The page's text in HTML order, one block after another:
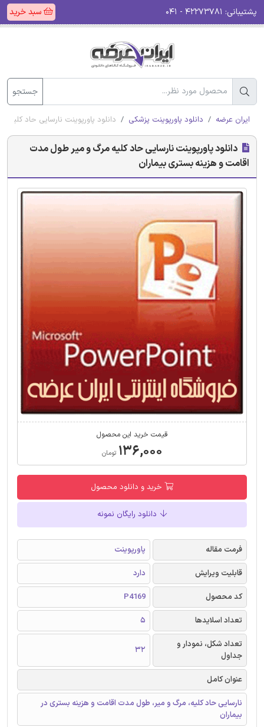
پشتیبانی: سبد خرید
جستجو
ایران عرضه دانلود پاورپوینت پزشکی دانلود پاورپوینت نارسایی حاد
دانلود پاورپوینت نارسایی حاد کلیه مرگ و میر طول مدت
اقامت و هزینه بستری بیماران
قیمت خرید این محصول
۱۳۶,۰۰۰ تومان
خرید و دانلود محصول
دانلود رایگان نمونه
فرمت مقاله
پاورپوینت
قابلیت ویرایش
دارد
کد محصول
P4169
تعداد اسلایدها
5
تعداد شکل، نمودار و
جداول
32
عنوان کامل
نارسایی حاد کلیه، مرگ و میر، طول مدت اقامت و هزینه بستری در
بیماران